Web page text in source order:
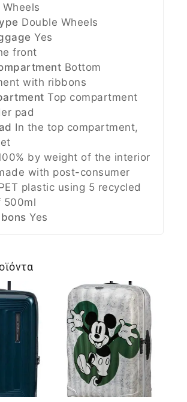
Wheels
Double Wheels
Yes
front
Bottom
with ribbons
Top compartment
pad
In the top compartment,
by weight of the interior
with post-consumer
plastic using 5 recycled
500ml
Yes